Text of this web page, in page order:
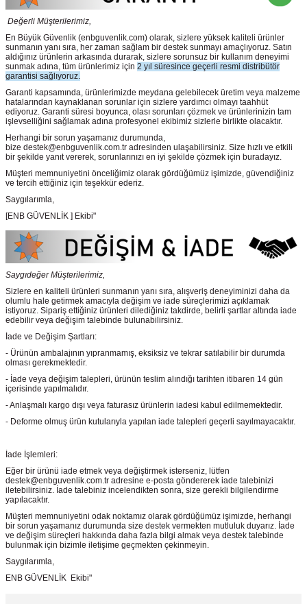
Değerli Müşterilerimiz,
En Büyük Güvenlik (enbguvenlik.com) olarak, sizlere yüksek kaliteli ürünler
sunmanın yanı sıra, her zaman sağlam bir destek sunmayı amaçlıyoruz. Satın
aldığınız ürünlerin arkasında durarak, sizlere sorunsuz bir kullanım deneyimi
sunmak adına, tüm ürünlerimiz için 2 yıl süresince geçerli resmi distribütör
garantisi sağlıyoruz.
Garanti kapsamında, ürünlerimizde meydana gelebilecek üretim veya malzeme
hatalarından kaynaklanan sorunlar için sizlere yardımcı olmayı taahhüt
ediyoruz. Garanti süresi boyunca, olası sorunları çözmek ve ürünlerinizin tam
işlevselliğini sağlamak adına profesyonel ekibimiz sizlerle birlikte olacaktır.
Herhangi bir sorun yaşamanız durumunda,
bize destek@enbguvenlik.com.tr adresinden ulaşabilirsiniz. Size hızlı ve etkili
bir şekilde yanıt vererek, sorunlarınızı en iyi şekilde çözmek için buradayız.
Müşteri memnuniyetini önceliğimiz olarak gördüğümüz işimizde, güvendiğiniz
ve tercih ettiğiniz için teşekkür ederiz.
Saygılarımla,
[ENB GÜVENLİK ] Ekibi"
Saygıdeğer Müşterilerimiz,
Sizlere en kaliteli ürünleri sunmanın yanı sıra, alışveriş deneyiminizi daha da
olumlu hale getirmek amacıyla değişim ve iade süreçlerimizi açıklamak
istiyoruz. Sipariş ettiğiniz ürünleri dilediğiniz takdirde, belirli şartlar altında iade
edebilir veya değişim talebinde bulunabilirsiniz.
İade ve Değişim Şartları:
- Ürünün ambalajının yıpranmamış, eksiksiz ve tekrar satılabilir bir durumda
olması gerekmektedir.
- İade veya değişim talepleri, ürünün teslim alındığı tarihten itibaren 14 gün
içerisinde yapılmalıdır.
- Anlaşmalı kargo dışı veya faturasız ürünlerin iadesi kabul edilmemektedir.
- Deforme olmuş ürün kutularıyla yapılan iade talepleri geçerli sayılmayacaktır.
İade İşlemleri:
Eğer bir ürünü iade etmek veya değiştirmek isterseniz, lütfen
destek@enbguvenlik.com.tr adresine e-posta göndererek iade talebinizi
iletebilirsiniz. İade talebiniz incelendikten sonra, size gerekli bilgilendirme
yapılacaktır.
Müşteri memnuniyetini odak noktamız olarak gördüğümüz işimizde, herhangi
bir sorun yaşamanız durumunda size destek vermekten mutluluk duyarız. İade
ve değişim süreçleri hakkında daha fazla bilgi almak veya destek talebinde
bulunmak için bizimle iletişime geçmekten çekinmeyin.
Saygılarımla,
ENB GÜVENLİK Ekibi"